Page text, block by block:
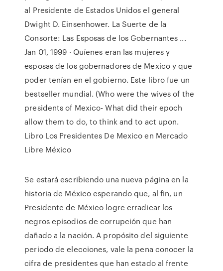
al Presidente de Estados Unidos el general
Dwight D. Einsenhower. La Suerte de la
Consorte: Las Esposas de los Gobernantes ...
Jan 01, 1999 · Quíenes eran las mujeres y
esposas de los gobernadores de Mexico y que
poder tenían en el gobierno. Este libro fue un
bestseller mundial. (Who were the wives of the
presidents of Mexico- What did their epoch
allow them to do, to think and to act upon.
Libro Los Presidentes De Mexico en Mercado
Libre México
Se estará escribiendo una nueva página en la
historia de México esperando que, al fin, un
Presidente de México logre erradicar los
negros episodios de corrupción que han
dañado a la nación. A propósito del siguiente
periodo de elecciones, vale la pena conocer la
cifra de presidentes que han estado al frente